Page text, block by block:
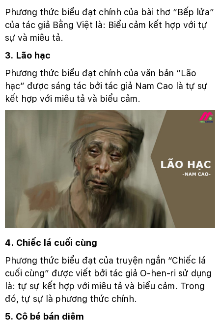
Phương thức biểu đạt chính của bài thơ “Bếp lửa”
của tác giả Bằng Việt là: Biểu cảm kết hợp với tự
sự và miêu tả.
3. Lão hạc
Phương thức biểu đạt chính của văn bản “Lão
hạc” được sáng tác bởi tác giả Nam Cao là tự sự
kết hợp với miêu tả và biểu cảm.
4. Chiếc lá cuối cùng
Phương thức biểu đạt của truyện ngắn “Chiếc lá
cuối cùng” được viết bởi tác giả O-hen-ri sử dụng
là: tự sự kết hợp với miêu tả và biểu cảm. Trong
đó, tự sự là phương thức chính.
5. Cô bé bán diêm